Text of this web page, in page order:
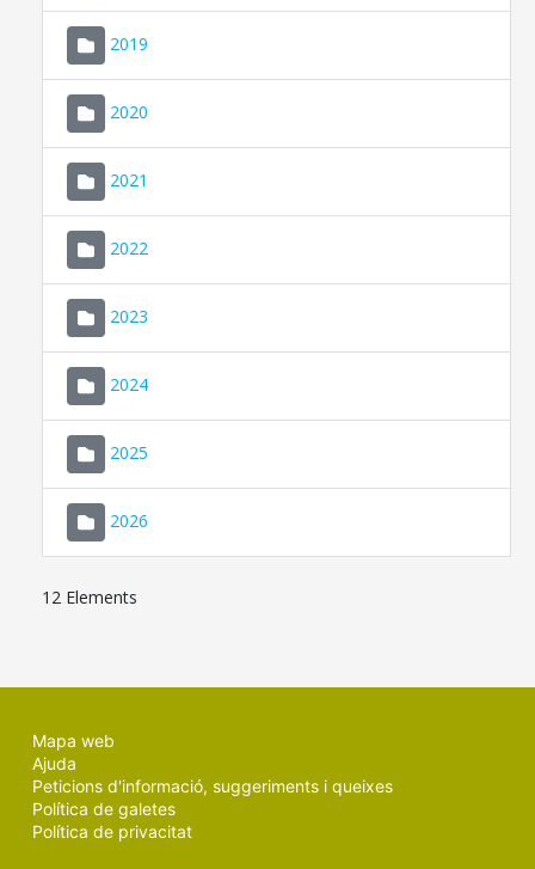
2019
2020
2021
2022
2023
2024
2025
2026
12 Elements
Mapa web
Ajuda
Peticions d'informació, suggeriments i queixes
Política de galetes
Política de privacitat